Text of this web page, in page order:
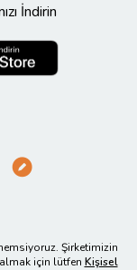
İndirin
Şirketimizin
için lütfen Kişisel